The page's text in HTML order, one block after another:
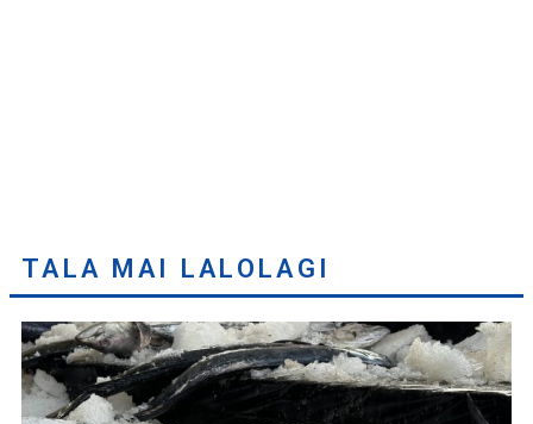
TALA MAI LALOLAGI